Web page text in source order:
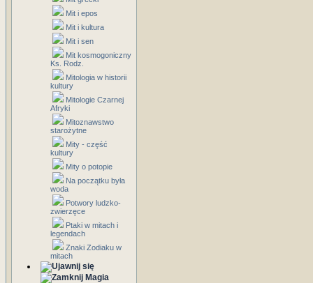
Mit i epos
Mit i kultura
Mit i sen
Mit kosmogoniczny
Ks. Rodz.
Mitologia w historii
kultury
Mitologie Czarnej
Afryki
Mitoznawstwo
starożytne
Mity - część
kultury
Mity o potopie
Na początku była
woda
Potwory ludzko-
zwierzęce
Ptaki w mitach i
legendach
Znaki Zodiaku w
mitach
Magia